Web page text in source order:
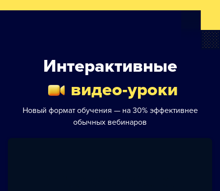
Интерактивные
видео-уроки
Новый формат обучения — на 30% эффективнее
обычных вебинаров